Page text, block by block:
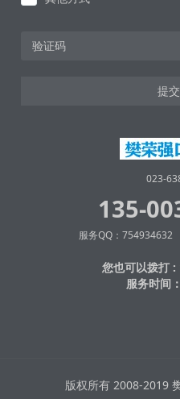
提
023-
135-
服务QQ：
您也可以拨打
服务时间
版权所有 2008-2019